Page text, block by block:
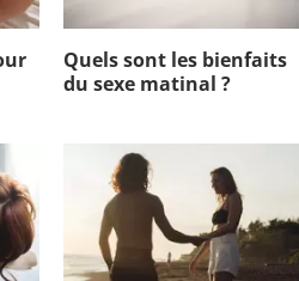
Quels sont les bienfaits
du sexe matinal ?